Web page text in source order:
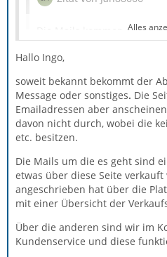
Die Mails kommen auch
an, sind weder im
Hallo Jan
dann ist es auf jeden Fall
Zitat von Jan88666
Unser Anbieter weiß auch
Alles
Hallo Ingo,
soweit bekannt bekommt der
Message oder sonstiges. Die
Emailadressen aber
davon nicht durch, wobei die
etc. besitzen.
Die Mails um die es geht sind
etwas über diese Seite
angeschrieben hat über die
mit einer Übersicht der
Über die anderen sind wir im
Kundenservice und diese